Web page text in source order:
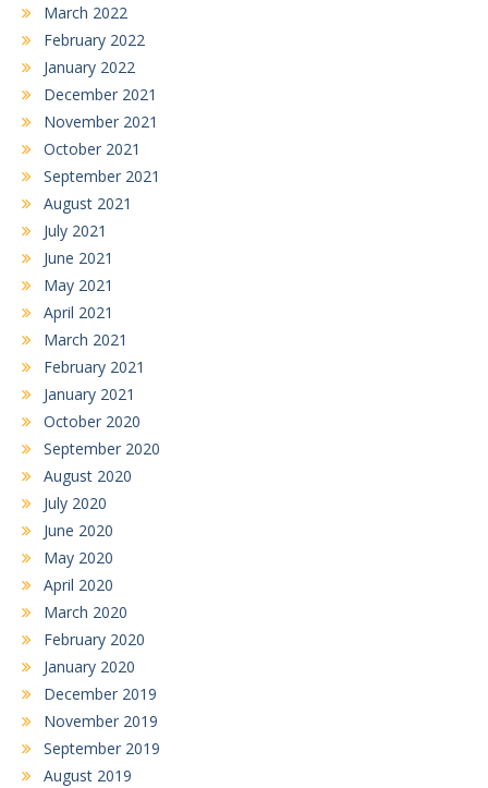
March 2022
February 2022
January 2022
December 2021
November 2021
October 2021
September 2021
August 2021
July 2021
June 2021
May 2021
April 2021
March 2021
February 2021
January 2021
October 2020
September 2020
August 2020
July 2020
June 2020
May 2020
April 2020
March 2020
February 2020
January 2020
December 2019
November 2019
September 2019
August 2019